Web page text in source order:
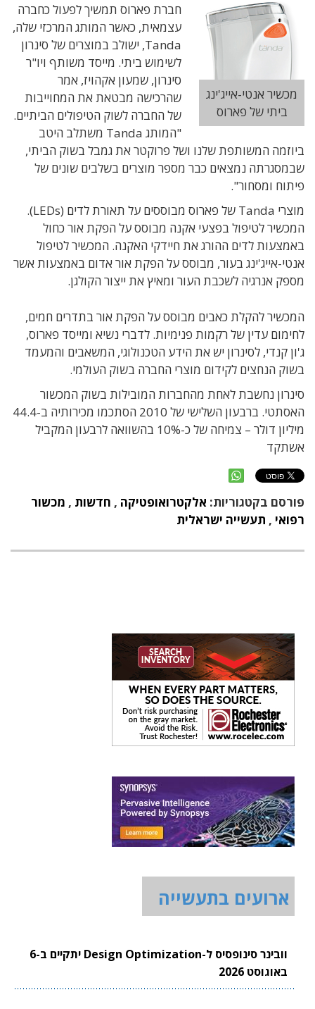
מכשיר אנטי-אייג'ינג
ביתי של פארוס
חברת פארוס תמשיך לפעול כחברה
עצמאית, כאשר המותג המרכזי שלה,
Tanda, ישולב במוצרים של סינרון
לשימוש ביתי. מייסד משותף ויו"ר
סינרון, שמעון אקהויז, אמר
שהרכישה מבטאת את המחוייבות
של החברה לשוק הטיפולים הביתיים.
"המותג Tanda משתלב היטב
ביוזמה המשותפת שלנו ושל פרוקטר את גמבל בשוק הביתי,
שבמסגרתה נמצאים כבר מספר מוצרים בשלבים שונים של
פיתוח ומסחור".
מוצרי Tanda של פארוס מבוססים על תאורת לדים (LEDs).
המכשיר לטיפול בפצעי אקנה מבוסס על הפקת אור כחול
באמצעות לדים ההורג את חיידקי האקנה. המכשיר לטיפול
אנטי-אייג'ינג בעור, מבוסס על הפקת אור אדום באמצעות אשר
מספק אנרגיה לשכבת העור ומאיץ את ייצור הקולגן.
המכשיר להקלת כאבים מבוסס על הפקת אור בתדרים חמים,
לחימום עדין של רקמות פנימיות. לדברי נשיא ומייסד פארוס,
ג'ון קנדי, לסינרון יש את הידע הטכנולוגי, המשאבים והמעמד
בשוק הנחצים לקידום מוצרי החברה בשוק העולמי.
סינרון נחשבת לאחת מהחברות המובילות בשוק המכשור
האסתטי. ברבעון השלישי של 2010 הסתכמו מכירותיה ב-44.4
מיליון דולר – צמיחה של כ-10% בהשוואה לרבעון המקביל
אשתקד
פורסם בקטגוריות: אלקטרואופטיקה , חדשות , מכשור
רפואי , תעשייה ישראלית
ארועים בתעשייה
וובינר סינופסיס ל-Design Optimization יתקיים ב-6
באוגוסט 2026